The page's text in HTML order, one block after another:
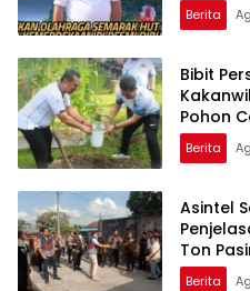
Berita
Bibit
Pohon
Berita
Asintel
Ton
Berita